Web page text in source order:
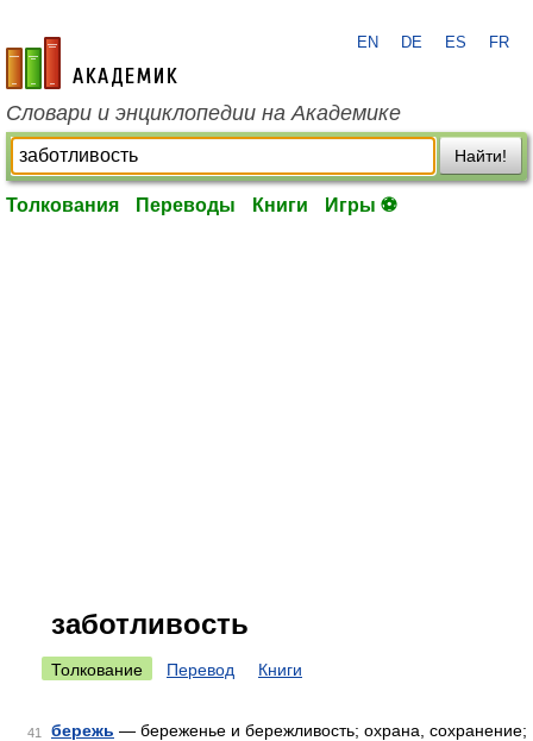
academic.ru
EN DE ES FR
Словари и энциклопедии на Академике
Найти!
Толкования Переводы Книги Игры ⚽
заботливость
Толкование Перевод Книги
41 бережь — береженье и бережливость; охрана, сохранение;